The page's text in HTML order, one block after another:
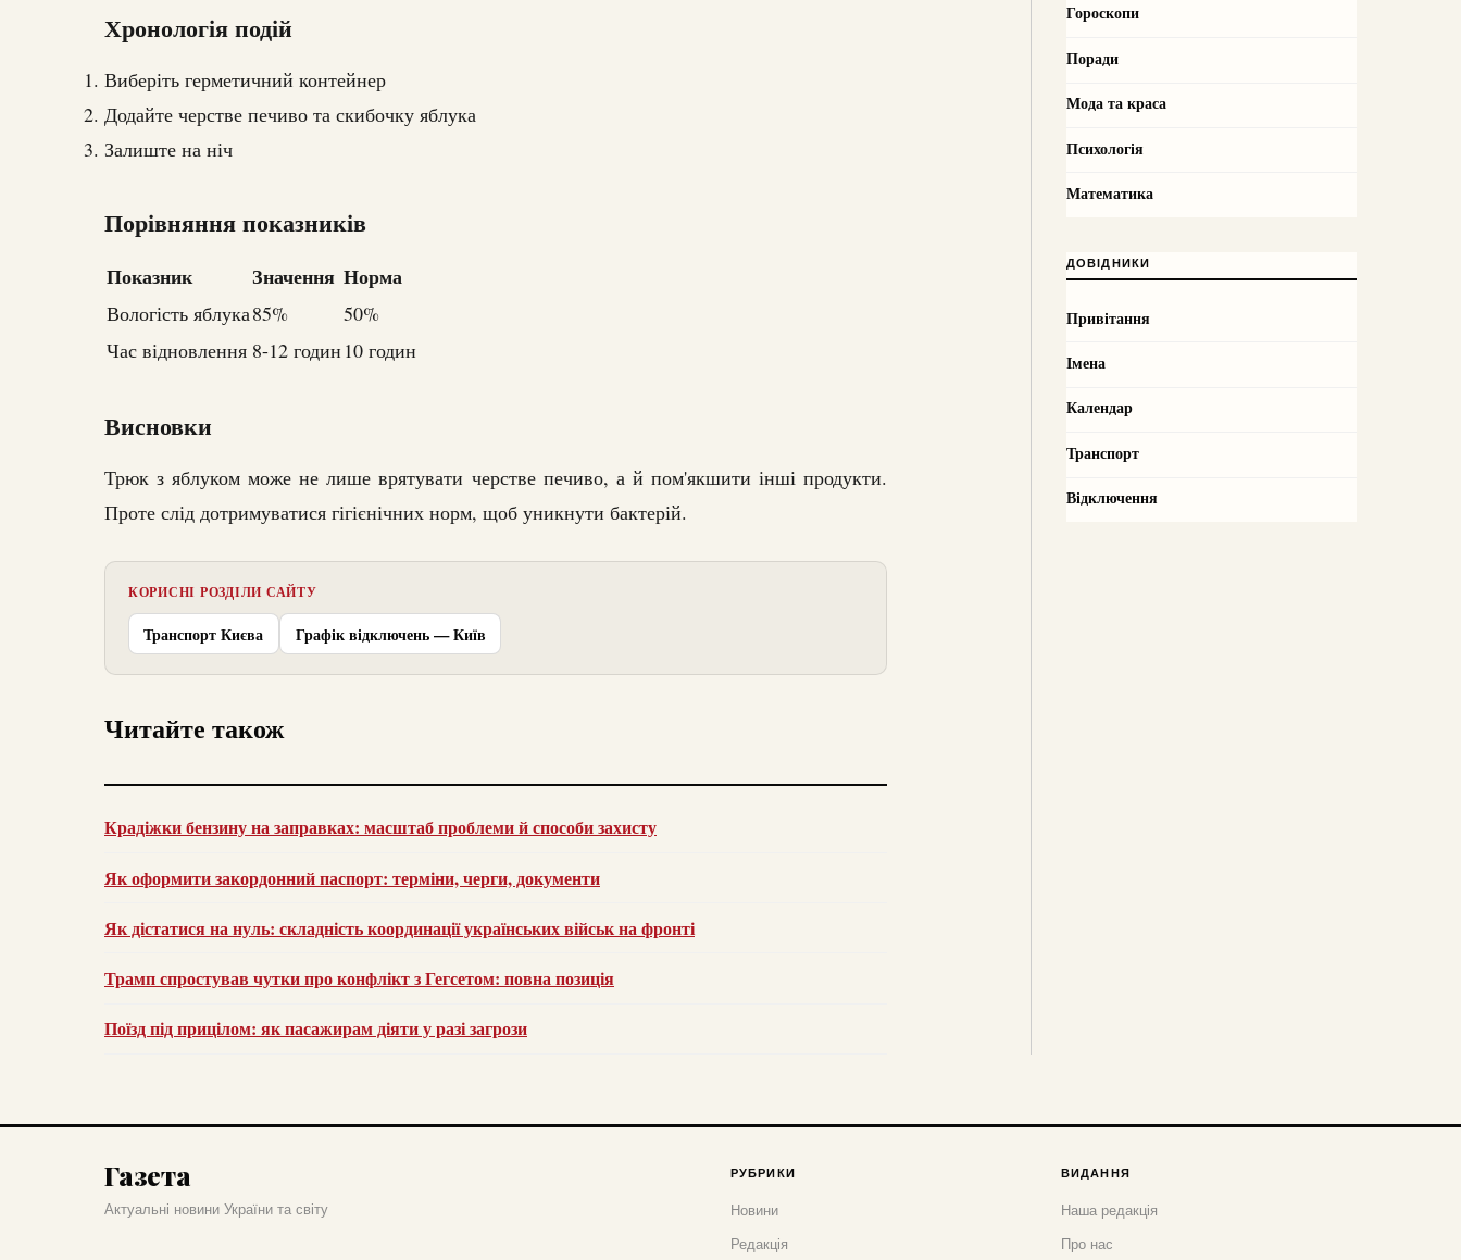
Хронологія подій
Виберіть герметичний контейнер
Додайте черстве печиво та скибочку яблука
Залиште на ніч
Порівняння показників
Показник Значення Норма
Вологість яблука85%
50%
Час відновлення 8-12 годин 10 годин
Висновки
Трюк з яблуком може не лише врятувати черстве печиво, а й пом'якшити інші продукти.
Проте слід дотримуватися гігієнічних норм, щоб уникнути бактерій.
КОРИСНІ РОЗДІЛИ САЙТУ
Транспорт Києва Графік відключень — Київ
Читайте також
Крадіжки бензину на заправках: масштаб проблеми й способи захисту
Як оформити закордонний паспорт: терміни, черги, документи
Як дістатися на нуль: складність координації українських військ на фронті
Трамп спростував чутки про конфлікт з Гегсетом: повна позиція
Поїзд під прицілом: як пасажирам діяти у разі загрози
Гороскопи
Поради
Мода та краса
Психологія
Математика
ДОВІДНИКИ
Привітання
Імена
Календар
Транспорт
Відключення
Газета
Актуальні новини України та світу
РУБРИКИ
Новини
Редакція
ВИДАННЯ
Наша редакція
Про нас